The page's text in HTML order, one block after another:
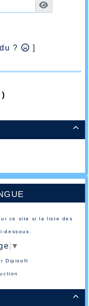
? ]

ce site si la liste des
dessous.
▼
Dipisoft
